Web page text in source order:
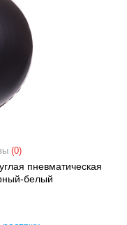
(0)
пневматическая
белый